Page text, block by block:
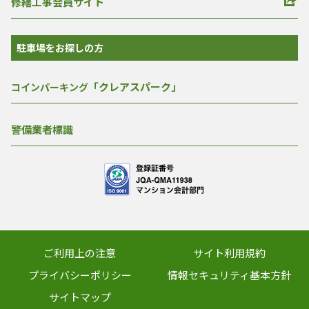
駐車場をお探しの方
コインパーキング 「クレアスパーク」
警備業者標識
ご利用上の注意
サイト利用規約
プライバシーポリシー
情報セキュリティ基本方針
サイトマップ